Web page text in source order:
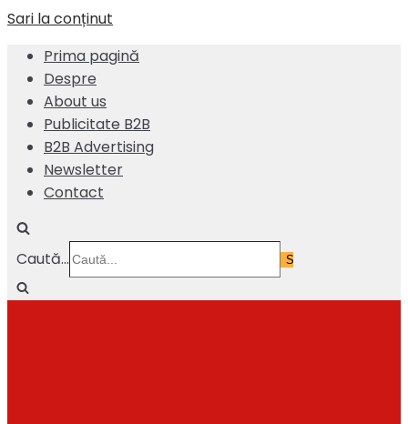
Sari la conținut
Prima pagină
Despre
About us
Publicitate B2B
B2B Advertising
Newsletter
Contact
Caută...